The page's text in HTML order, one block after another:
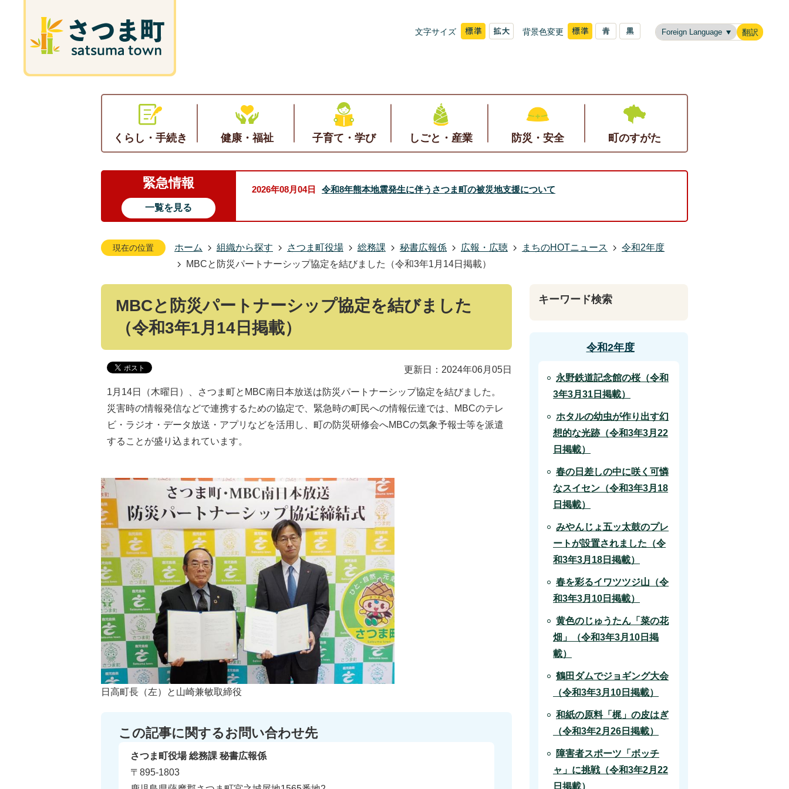
文字サイズ 背景色変更 翻訳
くらし・手続き 健康・福祉 子育て・学び しごと・産業 防災・安全 町のすがた
緊急情報
一覧を見る
2026年08月04日 令和8年熊本地震発生に伴うさつま町の被災地支援について
現在の位置 ホーム 組織から探す さつま町役場 総務課 秘書広報係 広報・広聴 まちのHOTニュース
令和2年度
MBCと防災パートナーシップ協定を結びました（令和3年1月14日掲載）
MBCと防災パートナーシップ協定を結びました
（令和3年1月14日掲載）
更新日：2024年06月05日
1月14日（木曜日）、さつま町とMBC南日本放送は防災パートナーシップ協定を結びました。
災害時の情報発信などで連携するための協定で、緊急時の町民への情報伝達では、MBCのテレ
ビ・ラジオ・データ放送・アプリなどを活用し、町の防災研修会へMBCの気象予報士等を派遣
することが盛り込まれています。
日高町長（左）と山崎兼敏取締役
この記事に関するお問い合わせ先
さつま町役場 総務課 秘書広報係
〒895-1803
キーワード検索
令和2年度
永野鉄道記念館の桜（令和
3年3月31日掲載）
ホタルの幼虫が作り出す幻
想的な光跡（令和3年3月22
日掲載）
春の日差しの中に咲く可憐
なスイセン（令和3年3月18
日掲載）
みやんじょ五ッ太鼓のプレ
ートが設置されました（令
和3年3月18日掲載）
春を彩るイワツツジ山（令
和3年3月10日掲載）
黄色のじゅうたん「菜の花
畑」（令和3年3月10日掲
載）
鶴田ダムでジョギング大会
（令和3年3月10日掲載）
和紙の原料「梶」の皮はぎ
（令和3年2月26日掲載）
障害者スポーツ「ボッチ
ャ」に挑戦（令和3年2月22
日掲載）